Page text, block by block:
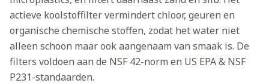
actieve koolstoffilter vermindert chloor, geuren en
organische chemische stoffen, zodat het water niet
alleen schoon maar ook aangenaam van smaak is. De
filters voldoen aan de NSF 42-norm en US EPA & NSF
P231-standaarden.